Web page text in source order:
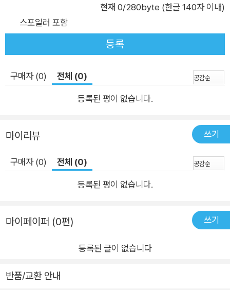
를 바쳐 설파했던 “사랑(愛)과 화(和)”를 느낄 수 있는, “미워할
때가 있으며 전쟁할 때가 있”는 것이 아니라 “사랑할 때가 있고
평화할 때가 있는” 시간이 되기를 바란다.
현재 0/280byte (한글 140자 이내)
스포일러 포함
등록
구매자 (0) 전체 (0)
등록된 평이 없습니다.
마이리뷰 쓰기
구매자 (0) 전체 (0)
등록된 평이 없습니다.
마이페이퍼 (0편) 쓰기
등록된 글이 없습니다
반품/교환 안내